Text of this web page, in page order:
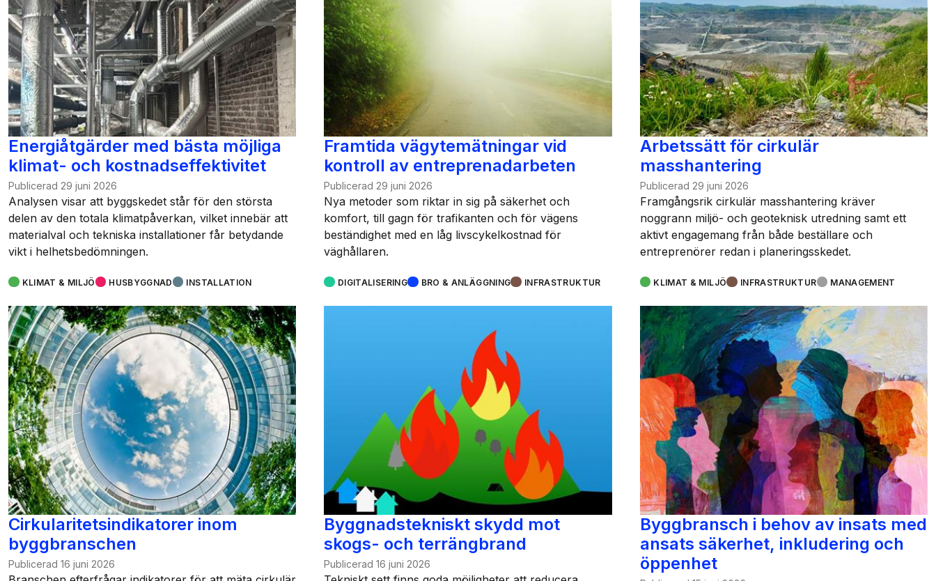
Energiåtgärder med bästa möjliga
klimat- och kostnadseffektivitet
Publicerad 29 juni 2026
Analysen visar att byggskedet står för den största
delen av den totala klimatpåverkan, vilket innebär att
materialval och tekniska installationer får betydande
vikt i helhetsbedömningen.
KLIMAT & MILJÖ HUSBYGGNAD INSTALLATION
Framtida vägytemätningar vid
kontroll av entreprenadarbeten
Publicerad 29 juni 2026
Nya metoder som riktar in sig på säkerhet och
komfort, till gagn för trafikanten och för vägens
beständighet med en låg livscykelkostnad för
väghållaren.
DIGITALISERING BRO & ANLÄGGNING INFRASTRUKTUR
Arbetssätt för cirkulär
masshantering
Publicerad 29 juni 2026
Framgångsrik cirkulär masshantering kräver
noggrann miljö- och geoteknisk utredning samt ett
aktivt engagemang från både beställare och
entreprenörer redan i planeringsskedet.
KLIMAT & MILJÖ INFRASTRUKTUR MANAGEMENT
Cirkularitetsindikatorer inom
byggbranschen
Publicerad 16 juni 2026
Byggnadstekniskt skydd mot
skogs- och terrängbrand
Publicerad 16 juni 2026
Byggbransch i behov av insats med
ansats säkerhet, inkludering och
öppenhet